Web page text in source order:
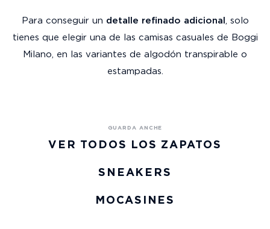
Para conseguir un detalle refinado adicional, solo
tienes que elegir una de las camisas casuales de Boggi
Milano, en las variantes de algodón transpirable o
estampadas.
VER TODOS LOS ZAPATOS
SNEAKERS
MOCASINES